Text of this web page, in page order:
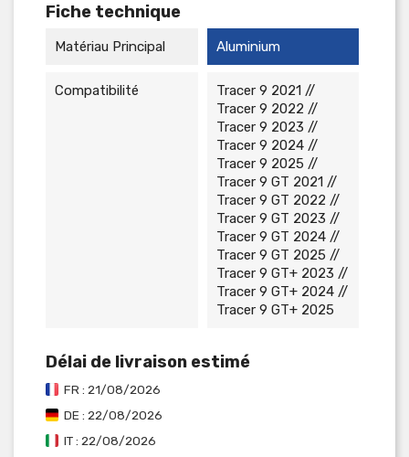
Fiche technique
Matériau Principal Aluminium
Compatibilité
Tracer 9 2021 //
Tracer 9 2022 //
Tracer 9 2023 //
Tracer 9 2024 //
Tracer 9 2025 //
Tracer 9 GT 2021 //
Tracer 9 GT 2022 //
Tracer 9 GT 2023 //
Tracer 9 GT 2024 //
Tracer 9 GT 2025 //
Tracer 9 GT+ 2023 //
Tracer 9 GT+ 2024 //
Tracer 9 GT+ 2025
Délai de livraison estimé
FR : 21/08/2026
DE : 22/08/2026
IT : 22/08/2026